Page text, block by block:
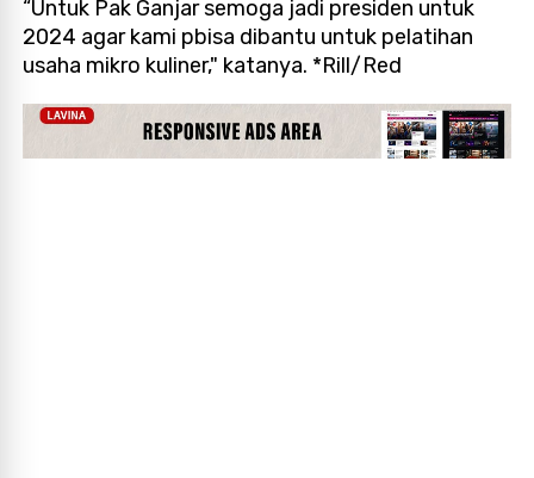
“Untuk Pak Ganjar semoga jadi presiden untuk
2024 agar kami pbisa dibantu untuk pelatihan
usaha mikro kuliner," katanya. *Rill/Red